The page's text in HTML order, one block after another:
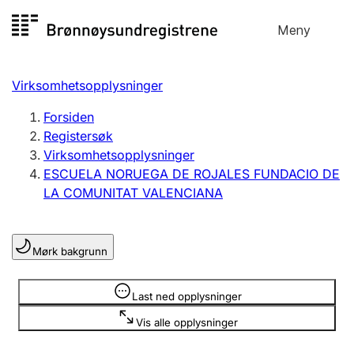
til
Meny
Registersøk
Aksjeselskap
Enkeltpersonforetak
Registrere, endre, slette
Lag og forening
Registrere, endre, slette
Flere organisasjonsformer
Virksomhetsopplysninger
Forsiden
Registersøk
Virksomhetsopplysninger
ESCUELA NORUEGA DE ROJALES FUNDACIO DE
LA COMUNITAT VALENCIANA
Mørk bakgrunn
Last ned opplysninger
Vis alle opplysninger
Opplysninger er skjult